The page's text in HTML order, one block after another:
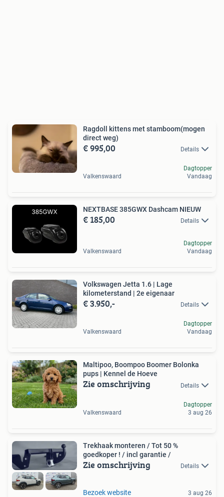
Ragdoll kittens met stamboom(mogen
direct weg)
€ 995,00 Details
Valkenswaard
Dagtopper
Vandaag
NEXTBASE 385GWX Dashcam NIEUW
€ 185,00 Details
Valkenswaard
Dagtopper
Vandaag
Volkswagen Jetta 1.6 | Lage
kilometerstand | 2e eigenaar
€ 3.950,- Details
Valkenswaard
Dagtopper
Vandaag
Maltipoo, Boompoo Boomer Bolonka
pups | Kennel de Hoeve
Zie omschrijving Details
Valkenswaard
Dagtopper
3 aug 26
Trekhaak monteren / Tot 50 %
goedkoper ! / incl garantie /
Zie omschrijving Details
Bezoek website 3 aug 26